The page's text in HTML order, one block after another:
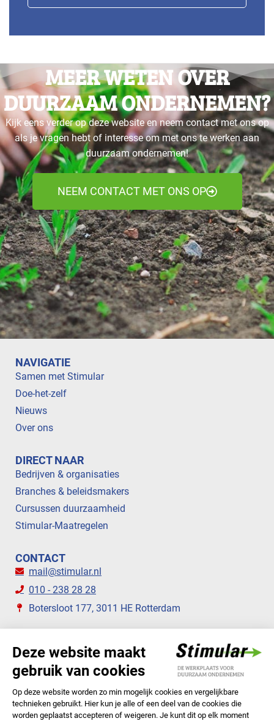
MEER WETEN OVER
DUURZAAM ONDERNEMEN?
Kijk eens verder op deze website en neem contact met ons op
als je vragen hebt of interesse om met ons te werken aan
duurzaam ondernemen!
NEEM CONTACT MET ONS OP
NAVIGATIE
Samen met Stimular
Doe-het-zelf
Nieuws
Over ons
DIRECT NAAR
Bedrijven & organisaties
Branches & beleidsmakers
Cursussen duurzaamheid
Stimular-Maatregelen
CONTACT
mail@stimular.nl
010 - 238 28 28
Botersloot 177, 3011 HE Rotterdam
STIMULAR NIEUWSBRIEVEN
ABONNEER NU